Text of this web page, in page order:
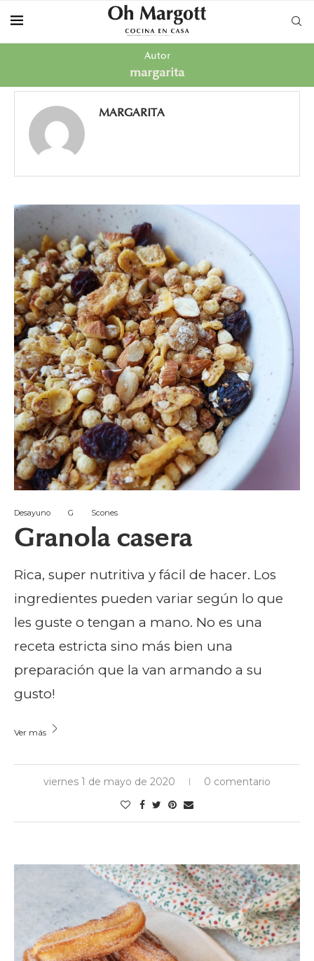
Autor
margarita
MARGARITA
Desayuno G Scones
Granola casera
Rica, super nutritiva y fácil de hacer. Los
ingredientes pueden variar según lo que
les guste o tengan a mano. No es una
receta estricta sino más bien una
preparación que la van armando a su
gusto!
Ver más
viernes 1 de mayo de 2020 0 comentario